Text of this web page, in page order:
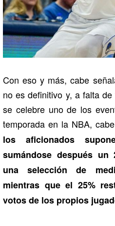
Con eso y más, cabe
no es definitivo y, a falta
se celebre uno de los
temporada en la NBA,
los aficionados
sumándose después un
una selección de
mientras que el 25%
votos de los propios